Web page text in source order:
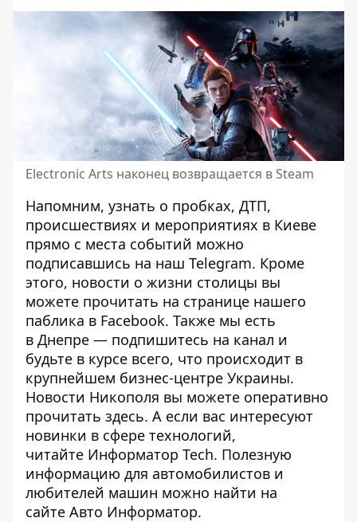
Electronic Arts наконец возвращается в Steam
Напомним, узнать о пробках, ДТП,
происшествиях и мероприятиях в Киеве
прямо с места событий можно
подписавшись на наш Telegram. Кроме
этого, новости о жизни столицы вы
можете прочитать на странице нашего
паблика в Facebook. Также мы есть
в Днепре — подпишитесь на канал и
будьте в курсе всего, что происходит в
крупнейшем бизнес-центре Украины.
Новости Никополя вы можете оперативно
прочитать здесь. А если вас интересуют
новинки в сфере технологий,
читайте Информатор Tech. Полезную
информацию для автомобилистов и
любителей машин можно найти на
сайте Авто Информатор.